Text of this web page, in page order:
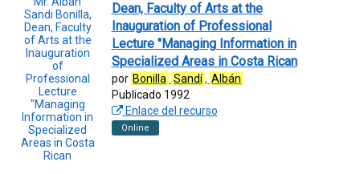
Dean, Faculty of Arts at the
Inauguration of Professional
Lecture "Managing Information in
Specialized Areas in Costa Rican
por Bonilla Sandí, Albán
Publicado 1992
Enlace del recurso
Online